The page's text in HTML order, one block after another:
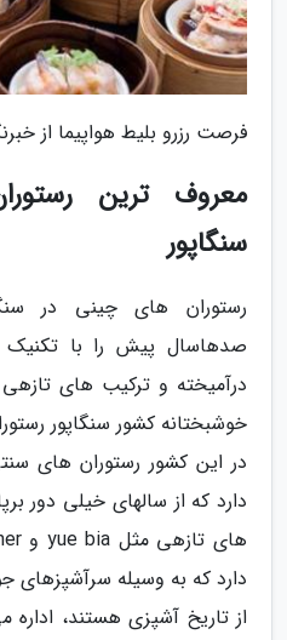
فرصت رزرو بلیط هواپیما از
معروف ترین
سنگاپور
رستوران های چینی در
صدهاسال پیش را با
درآمیخته و ترکیب های تازهی
خوشبختانه کشور سنگاپور
دارد که از سالهای خیلی دور
دارد که به وسیله سرآشپزهای
از تاریخ آشپزی هستند،